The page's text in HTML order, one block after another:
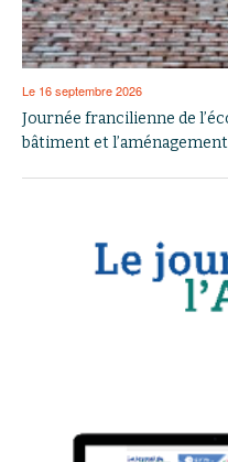
Le 16 septembre 2026
Journée francilienne de
bâtiment et l’aménagement